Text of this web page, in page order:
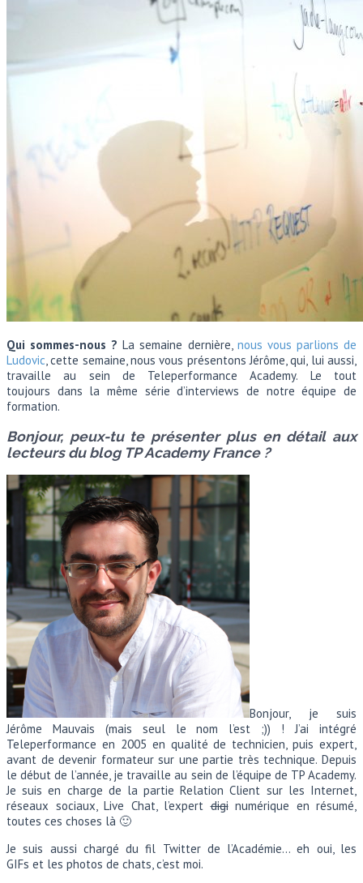
Qui sommes-nous ? La semaine dernière, nous vous parlions de
Ludovic, cette semaine, nous vous présentons Jérôme, qui, lui aussi,
travaille au sein de Teleperformance Academy. Le tout
toujours dans la même série d’interviews de notre équipe de
formation.
Bonjour, peux-tu te présenter plus en détail aux
lecteurs du blog TP Academy France ?
Bonjour, je suis
Jérôme Mauvais (mais seul le nom l’est ;)) ! J’ai intégré
Teleperformance en 2005 en qualité de technicien, puis expert,
avant de devenir formateur sur une partie très technique. Depuis
le début de l’année, je travaille au sein de l’équipe de TP Academy.
Je suis en charge de la partie Relation Client sur les Internet,
réseaux sociaux, Live Chat, l’expertdiginumérique en résumé,
toutes ces choses là 🙂
Je suis aussi chargé du fil Twitter de l’Académie… eh oui, les
GIFs et les photos de chats, c’est moi.